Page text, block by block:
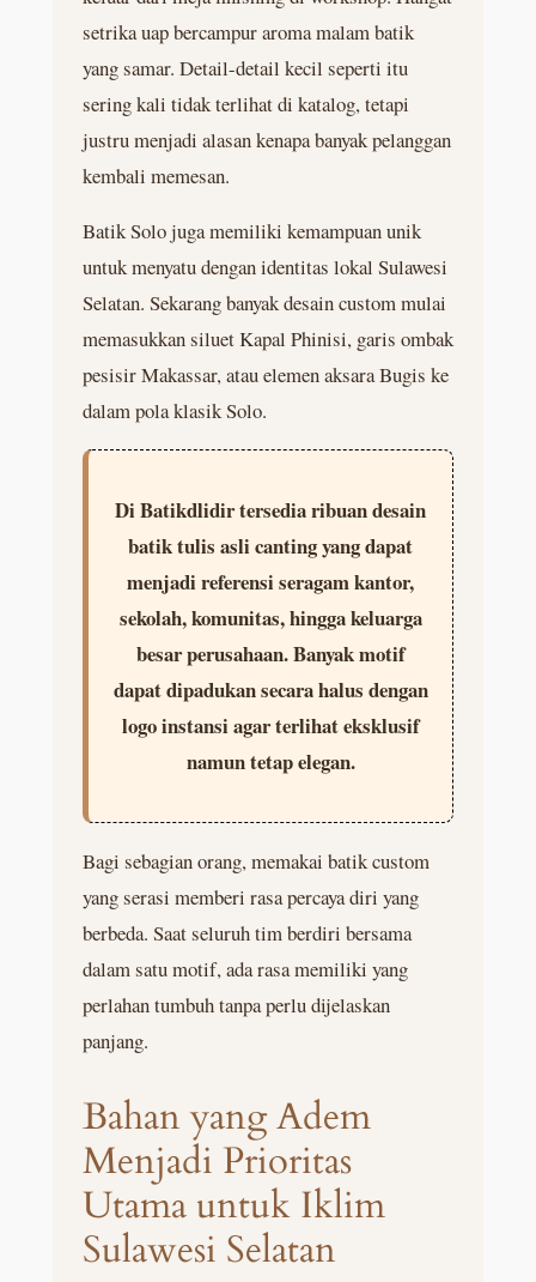
setrika uap bercampur aroma malam batik
yang samar. Detail-detail kecil seperti itu
sering kali tidak terlihat di katalog, tetapi
justru menjadi alasan kenapa banyak pelanggan
kembali memesan.
Batik Solo juga memiliki kemampuan unik
untuk menyatu dengan identitas lokal Sulawesi
Selatan. Sekarang banyak desain custom mulai
memasukkan siluet Kapal Phinisi, garis ombak
pesisir Makassar, atau elemen aksara Bugis ke
dalam pola klasik Solo.
Di Batikdlidir tersedia ribuan desain
batik tulis asli canting yang dapat
menjadi referensi seragam kantor,
sekolah, komunitas, hingga keluarga
besar perusahaan. Banyak motif
dapat dipadukan secara halus dengan
logo instansi agar terlihat eksklusif
namun tetap elegan.
Bagi sebagian orang, memakai batik custom
yang serasi memberi rasa percaya diri yang
berbeda. Saat seluruh tim berdiri bersama
dalam satu motif, ada rasa memiliki yang
perlahan tumbuh tanpa perlu dijelaskan
panjang.
Bahan yang Adem
Menjadi Prioritas
Utama untuk Iklim
Sulawesi Selatan